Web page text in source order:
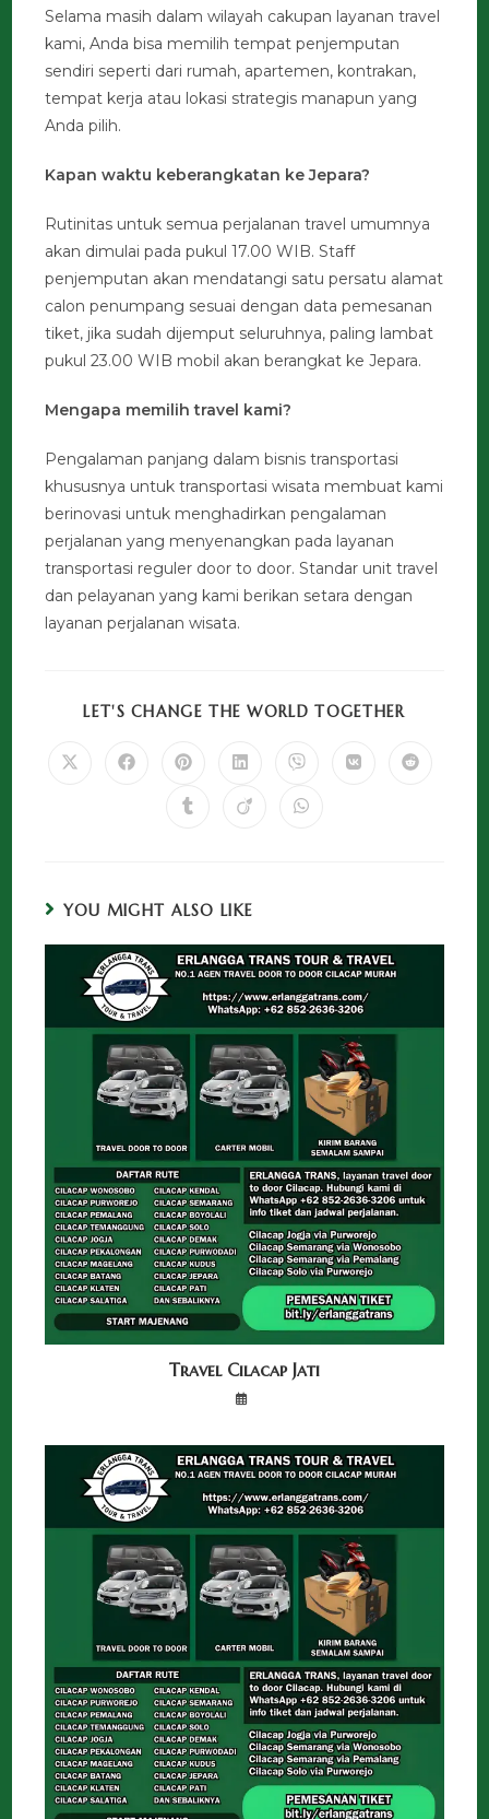
Selama masih dalam wilayah cakupan layanan travel
kami, Anda bisa memilih tempat penjemputan
sendiri seperti dari rumah, apartemen, kontrakan,
tempat kerja atau lokasi strategis manapun yang
Anda pilih.
Kapan waktu keberangkatan ke Jepara?
Rutinitas untuk semua perjalanan travel umumnya
akan dimulai pada pukul 17.00 WIB. Staff
penjemputan akan mendatangi satu persatu alamat
calon penumpang sesuai dengan data pemesanan
tiket, jika sudah dijemput seluruhnya, paling lambat
pukul 23.00 WIB mobil akan berangkat ke Jepara.
Mengapa memilih travel kami?
Pengalaman panjang dalam bisnis transportasi
khususnya untuk transportasi wisata membuat kami
berinovasi untuk menghadirkan pengalaman
perjalanan yang menyenangkan pada layanan
transportasi reguler door to door. Standar unit travel
dan pelayanan yang kami berikan setara dengan
layanan perjalanan wisata.
LET'S CHANGE THE WORLD TOGETHER
YOU MIGHT ALSO LIKE
Travel Cilacap Jati